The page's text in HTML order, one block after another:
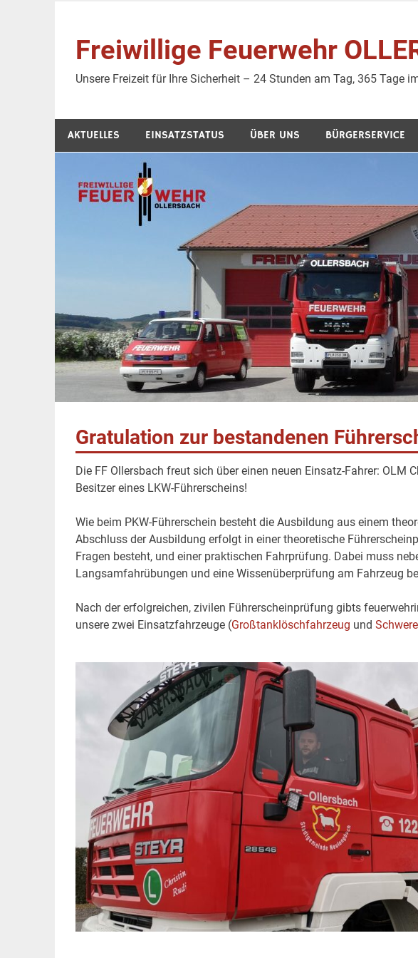
springen
Freiwillige Feuerwehr
Unsere Freizeit für Ihre Sicherheit – 24 Stunden am Tag, 365 Tage
AKTUELLES EINSATZSTATUS ÜBER UNS BÜRGERSERVICE
Gratulation zur bestandenen
Die FF Ollersbach freut sich über einen neuen Einsatz-Fahrer: OLM
Besitzer eines LKW-Führerscheins!
Wie beim PKW-Führerschein besteht die Ausbildung aus einem
Abschluss der Ausbildung erfolgt in einer theoretische
Fragen besteht, und einer praktischen Fahrprüfung. Dabei muss
Langsamfahrübungen und eine Wissenüberprüfung am Fahrzeug
Nach der erfolgreichen, zivilen Führerscheinprüfung gibts
unsere zwei Einsatzfahrzeuge (Großtanklöschfahrzeug und